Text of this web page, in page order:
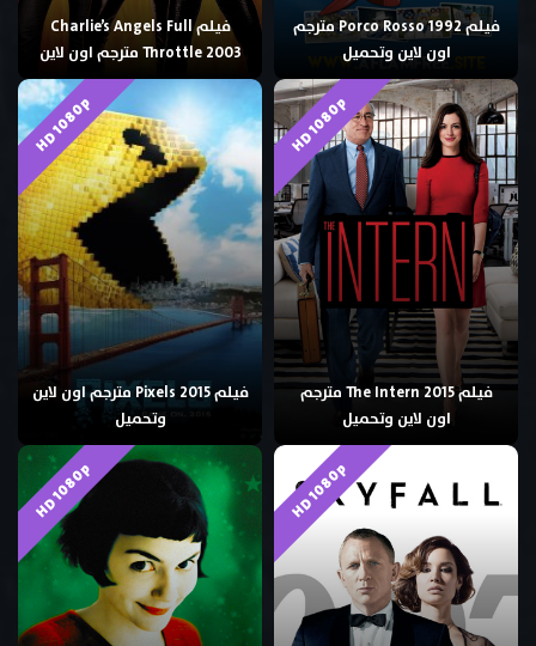
فيلم Porco Rosso 1992 مترجم
اون لاين وتحميل
فيلم Charlie’s Angels Full
Throttle 2003 مترجم اون لاين
HD 1080p
فيلم The Intern 2015 مترجم
اون لاين وتحميل
HD 1080p
فيلم Pixels 2015 مترجم اون لاين
وتحميل
HD 1080p
HD 1080p